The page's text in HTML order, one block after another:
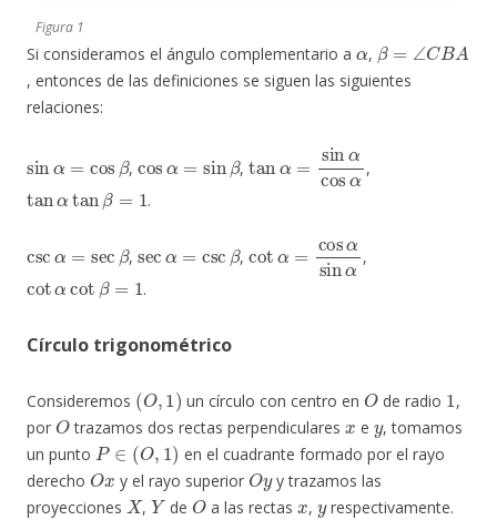
Figura 1
Si consideramos el ángulo complementario a ,
β C BA
, entonces de las definiciones se siguen las siguientes
relaciones:
sin
,
sin
,
sinαcos
,
β=
.
, ,
cosαsin
,
=
.
Círculo trigonométrico
Consideremos
(O
un círculo con centro en
O
de radio
,
por
O
trazamos dos rectas perpendiculares
x
e
y
, tomamos
un punto
P∈(O,1)
en el cuadrante formado por el rayo
derecho
O
y el rayo superior
Oy
y trazamos las
proyecciones
X
,
Y
de
O
a las rectas
x
,
y
respectivamente.